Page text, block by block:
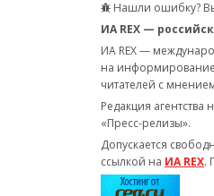
Нашли ошибку?
ИА REX —
ИА REX —
на
читателей с
Редакция агентства
«Пресс-релизы».
Допускается
ссылкой на ИА REX.